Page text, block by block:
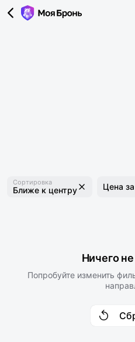
Сортировка
Ближе к центру Цена
Ничего
Попробуйте изменить